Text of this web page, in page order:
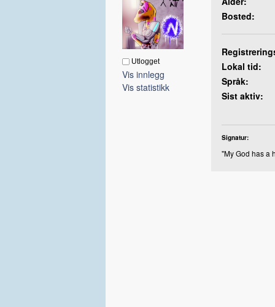
Utlogget
Vis innlegg
Vis statistikk
Bosted:
Lokal tid:
Språk:
Sist aktiv:
Signatur:
"My God has a